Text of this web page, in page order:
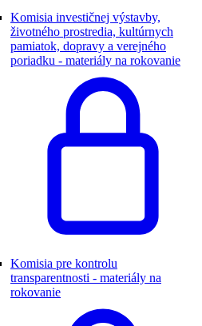
Komisia investičnej výstavby,
životného prostredia, kultúrnych
pamiatok, dopravy a verejného
poriadku - materiály na rokovanie
Komisia pre kontrolu
transparentnosti - materiály na
rokovanie